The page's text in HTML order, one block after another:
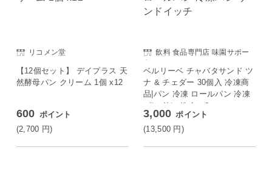
リコメン堂
【12個セット】 デイプラス 天
然酵母パン クリーム 1個 x12
600 ポイント
(2,700 円)
飲料 食品専門店 味園サポー
ト
ベルリーベ チャバタサンド ツ
ナ & チェダー 30個入 冷凍商
品|パン 冷凍 ロールパン 冷凍
パン サンドイッチ
3,000 ポイント
(13,500 円 )